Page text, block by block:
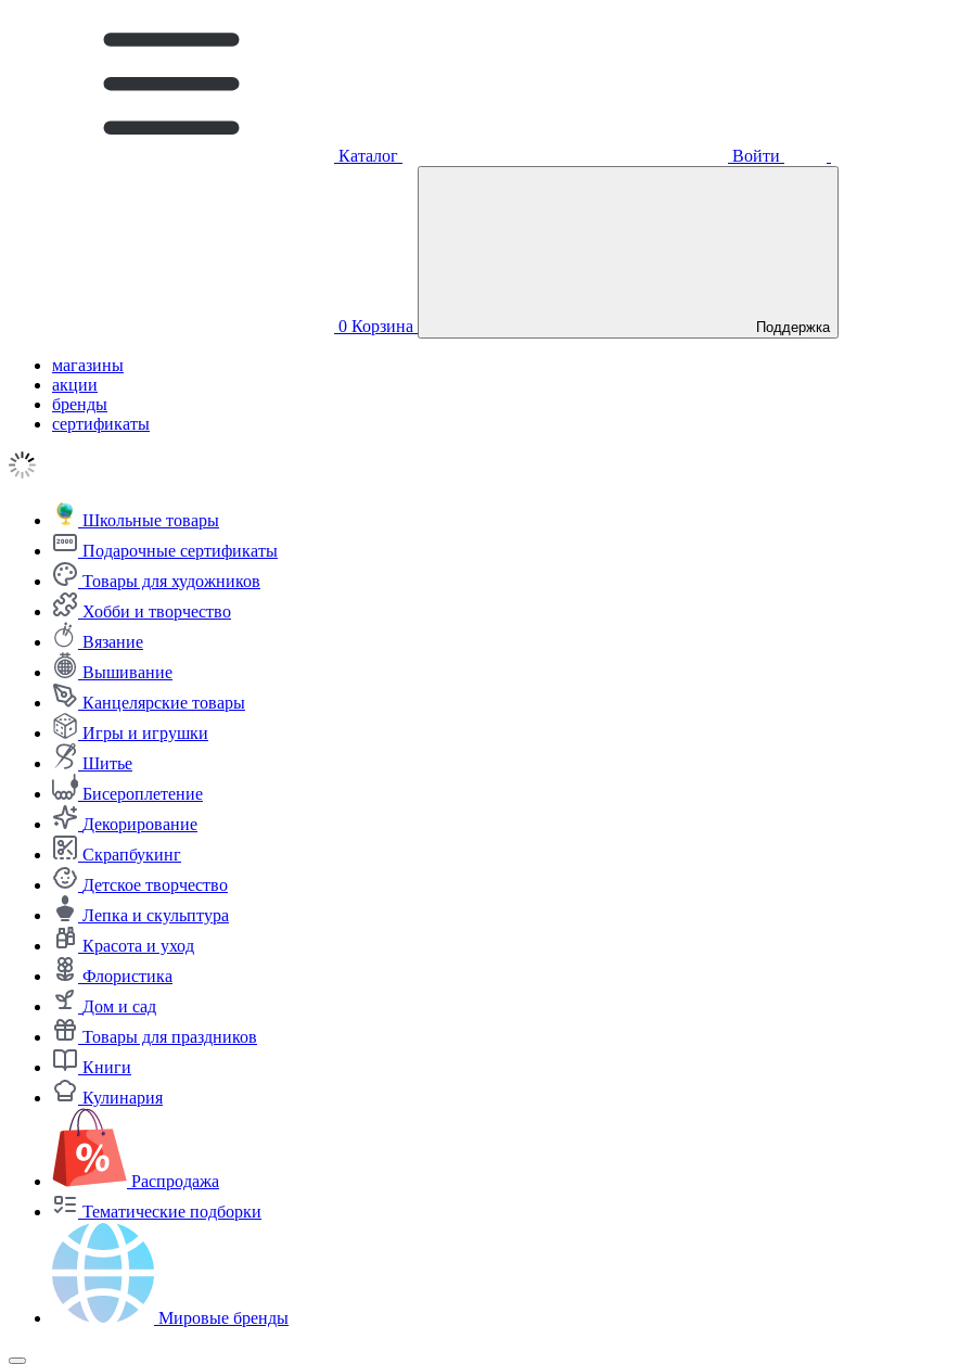
Каталог Войти
0 Корзина Поддержка
магазины
акции
бренды
сертификаты
Школьные товары
Подарочные сертификаты
Товары для художников
Хобби и творчество
Вязание
Вышивание
Канцелярские товары
Игры и игрушки
Шитье
Бисероплетение
Декорирование
Скрапбукинг
Детское творчество
Лепка и скульптура
Красота и уход
Флористика
Дом и сад
Товары для праздников
Книги
Кулинария
Распродажа
Тематические подборки
Мировые бренды